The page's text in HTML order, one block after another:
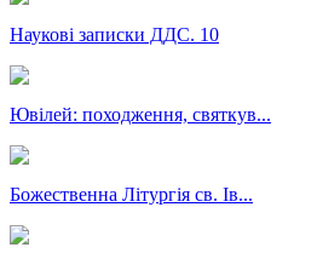
Наукові записки ДДС. 10
Ювілей: походження, святкув...
Божественна Літургія св. Ів...